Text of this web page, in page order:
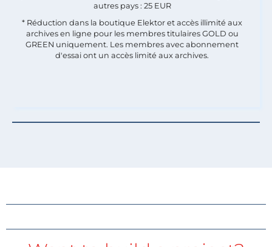
autres pays : 25 EUR
* Réduction dans la boutique Elektor et accès illimité aux
archives en ligne pour les membres titulaires GOLD ou
GREEN uniquement. Les membres avec abonnement
d'essai ont un accès limité aux archives.